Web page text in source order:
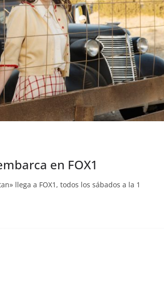
en FOX1
llega a FOX1, todos los sábados a la 1